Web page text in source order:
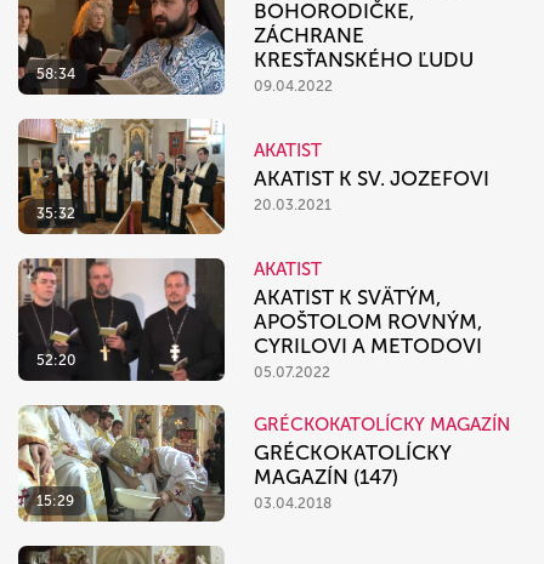
58:34
BOHORODIČKE,
ZÁCHRANE
KRESŤANSKÉHO ĽUDU
09.04.2022
35:32
AKATIST
AKATIST K SV. JOZEFOVI
20.03.2021
52:20
AKATIST
AKATIST K SVÄTÝM,
APOŠTOLOM ROVNÝM,
CYRILOVI A METODOVI
05.07.2022
15:29
GRÉCKOKATOLÍCKY MAGAZÍN
GRÉCKOKATOLÍCKY
MAGAZÍN (147)
03.04.2018